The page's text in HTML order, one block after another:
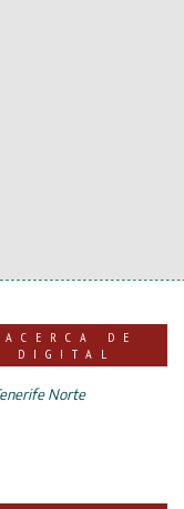
DE
DIGITAL
Norte